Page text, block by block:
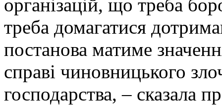
організацій, що треба
треба домагатися
постанова матиме
справі чиновницького
господарства, – сказала